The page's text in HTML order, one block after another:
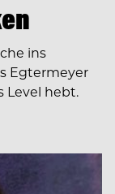
ins
Egtermeyer
Level hebt.